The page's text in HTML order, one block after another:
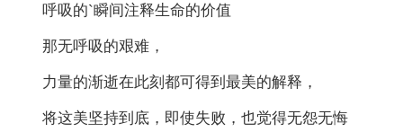
呼吸的`瞬间注释生命的价值
那无呼吸的艰难，
力量的渐逝在此刻都可得到最美的解释，
将这美坚持到底，即使失败，也觉得无怨无悔